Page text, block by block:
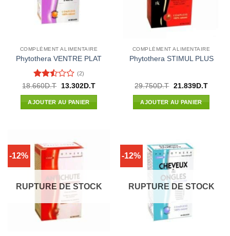
COMPLÉMENT ALIMENTAIRE
Phytothera VENTRE PLAT
Note
2.5
sur 5
(2)
18.660D.T
Le
initial
était :
13.302D.TLe
AJOUTER AU PANIER
COMPLÉMENT ALIMENTAIRE
Phytothera STIMUL PLUS
29.750D.T Le
initial
était :
21.839D.TLe
AJOUTER AU PANIER
-12%
RUPTURE DE STOCK
-12%
RUPTURE DE STOCK